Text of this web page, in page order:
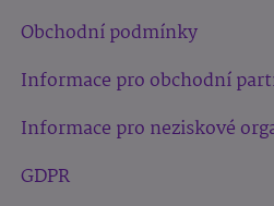
Obchodní podmínky
Informace pro obchodní
Informace pro neziskové
GDPR